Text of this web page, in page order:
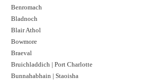
Benromach
Bladnoch
Blair Athol
Bowmore
Braeval
Bruichladdich | Port Charlotte
Bunnahabhain | Staoisha